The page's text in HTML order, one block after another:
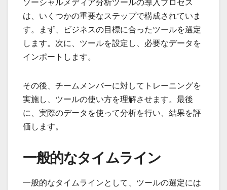
ソーシャルメディア分析ツールの導入プロセス
は、いくつかの重要なステップで構成されていま
す。まず、ビジネスの目標に合ったツールを選定
します。次に、ツールを設定し、必要なデータを
インポートします。
その後、チームメンバーに対してトレーニングを
実施し、ツールの使い方を理解させます。最後
に、実際のデータを使って分析を行い、結果を評
価します。
一般的なタイムライン
一般的なタイムラインとして、ツールの選定には